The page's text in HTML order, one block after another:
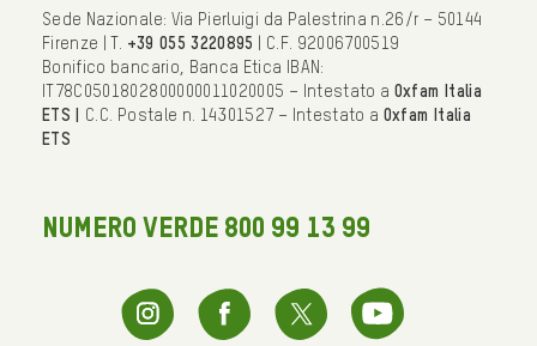
Sede Nazionale: Via Pierluigi da Palestrina n.26/r – 50144
Firenze | T. +39 055 3220895
| C.F. 92006700519
Bonifico bancario, Banca Etica IBAN:
IT78C0501802800000011020005 – Intestato a Oxfam Italia
ETS | C.C. Postale n. 14301527 – Intestato a Oxfam Italia
ETS
NUMERO VERDE 800 99 13 99